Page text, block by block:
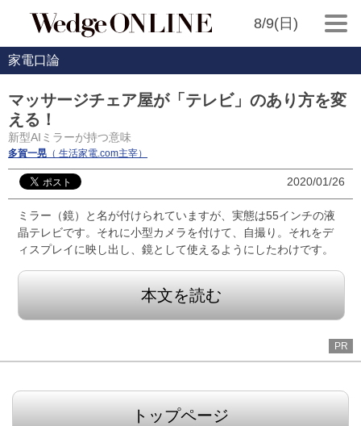
8/9(日)
家電口論
マッサージチェア屋が「テレビ」のあり方を変
える！
新型AIミラーが持つ意味
多賀一晃 （ 生活家電.com主宰）
2020/01/26
ミラー（鏡）と名が付けられていますが、実態は55インチの液
晶テレビです。それに小型カメラを付けて、自撮り。それをデ
ィスプレイに映し出し、鏡として使えるようにしたわけです。
本文を読む
PR
トップページ